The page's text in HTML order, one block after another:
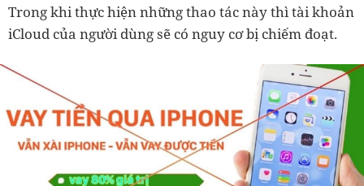
Trong khi thực hiện những thao tác này thì tài khoản
iCloud của người dùng sẽ có nguy cơ bị chiếm đoạt.